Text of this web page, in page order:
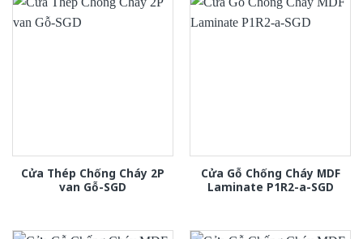
Cửa Thép Chống Cháy 2P
van Gỗ-SGD
Cửa Gỗ Chống Cháy MDF
Laminate P1R2-a-SGD